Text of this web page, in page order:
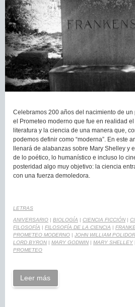
Celebramos 200 años del nacimiento de
el Prometeo moderno que fue en realidad
literatura y la ciencia de una manera que,
podemos definir como “moderna”. En este
llenará de alabanzas sobre Mary Shelley y
de lo poético, lo humanístico e incluso lo
posteridad algo muy objetivo: la ciencia
con una fuerza demoledora.
LETRAS
ANIVERSARIO BIOLOGÍA CIENCIA FICCIÓN
FILOSOFÍA
FILOSOFÍA DE LA CIENCIA
PROMETEO MODERNO
JOHN WILLIAM
LORD BYRON
MARY GODWIN MARY SHELLEY
PROMETEO
Leer más